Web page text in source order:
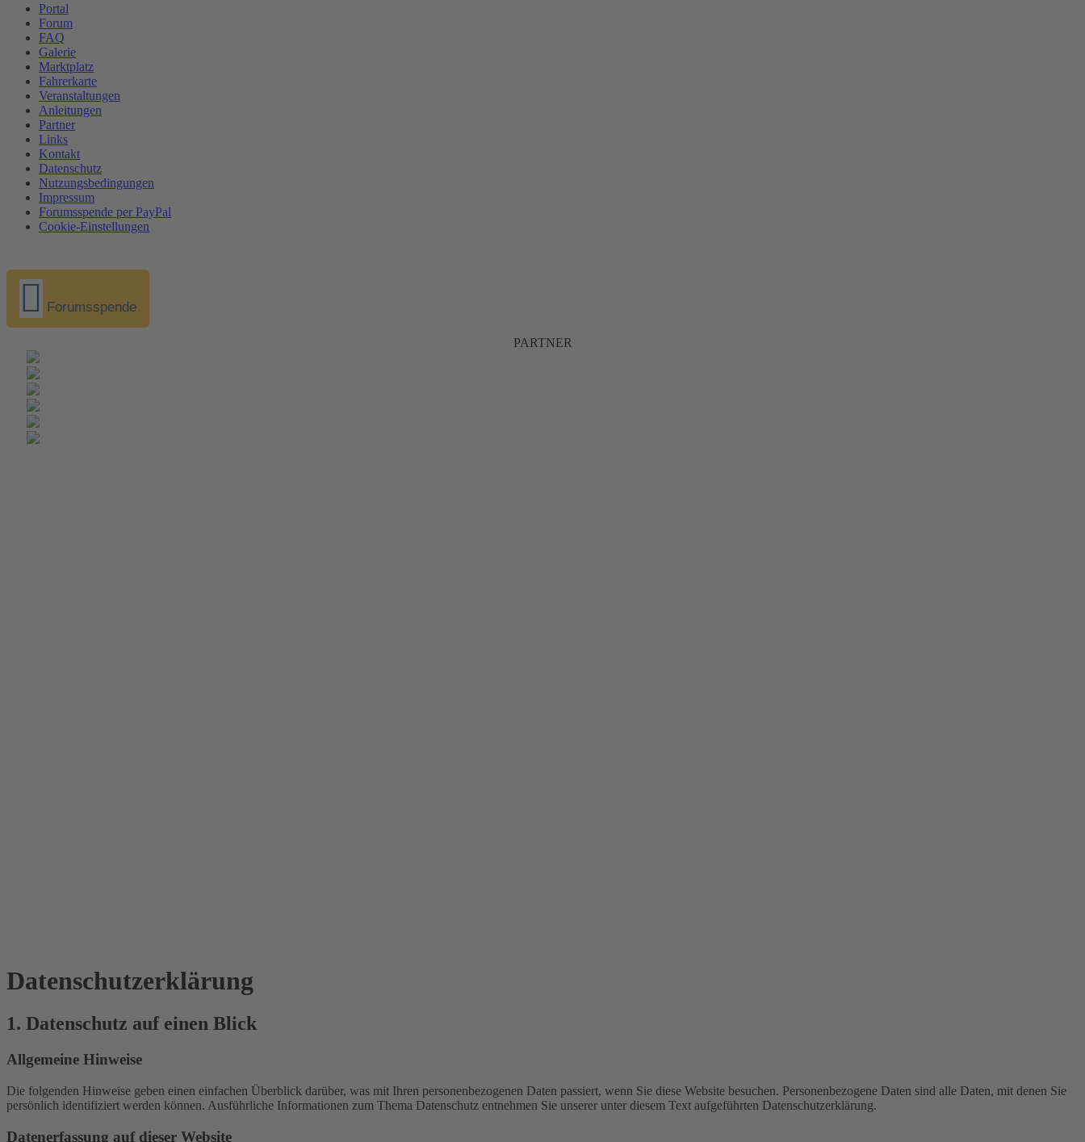
Portal
Forum
FAQ
Galerie
Marktplatz
Fahrerkarte
Veranstaltungen
Anleitungen
Partner
Links
Kontakt
Datenschutz
Nutzungsbedingungen
Impressum
Forumsspende per PayPal
Cookie-Einstellungen
Forumsspende
PARTNER
Datenschutz­erklärung
1. Datenschutz auf einen Blick
Allgemeine Hinweise
Die folgenden Hinweise geben einen einfachen Überblick darüber, was mit Ihren personenbezogenen Daten passiert, wenn Sie diese Website besuchen. Personenbezogene Daten sind alle Daten, mit denen Sie
persönlich identifiziert werden können. Ausführliche Informationen zum Thema Datenschutz entnehmen Sie unserer unter diesem Text aufgeführten Datenschutzerklärung.
Datenerfassung auf dieser Website